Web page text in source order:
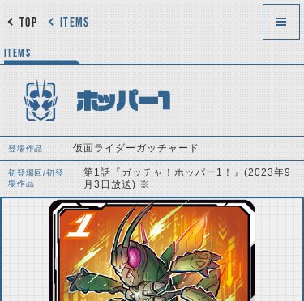
ITEMS
TOP
ITEMS
ホッパー1
登場作品 仮面ライダーガッチャード
初登場回/初登
場作品
第1話『ガッチャ！ホッパー1！』(2023年9
月3日放送) ※